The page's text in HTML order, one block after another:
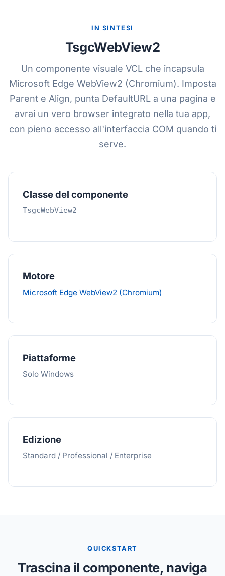
IN SINTESI
TsgcWebView2
Un componente visuale VCL che incapsula
Microsoft Edge WebView2 (Chromium). Imposta
Parent e Align, punta DefaultURL a una pagina e
avrai un vero browser integrato nella tua app,
con pieno accesso all'interfaccia COM quando ti
serve.
Classe del componente
TsgcWebView2
Motore
Microsoft Edge WebView2 (Chromium)
Piattaforme
Solo Windows
Edizione
Standard / Professional / Enterprise
QUICKSTART
Trascina il componente, naviga